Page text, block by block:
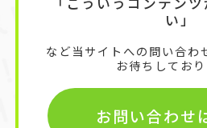
い」
など当サイトへの問い合わ
お待ちしており
お問い合わせ